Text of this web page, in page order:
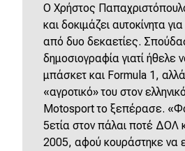
O Χρήστος
και δοκιμάζει αυτοκίνητα
από δυο δεκαετίες.
δημοσιογραφία γιατί ήθελε
μπάσκετ και Formula 1,
«αγροτικό» του στον
Motosport το ξεπέρασε.
5ετία στον πάλαι ποτέ ΔΟΛ
2005, αφού κουράστηκε να